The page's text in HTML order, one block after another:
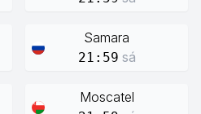
Samara
21:59 sá
Moscatel